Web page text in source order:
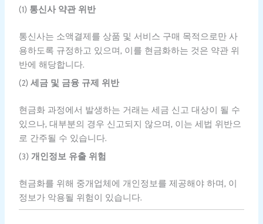
(1) 통신사 약관 위반
통신사는 소액결제를 상품 및 서비스 구매 목적으로만 사
용하도록 규정하고 있으며, 이를 현금화하는 것은 약관 위
반에 해당합니다.
(2) 세금 및 금융 규제 위반
현금화 과정에서 발생하는 거래는 세금 신고 대상이 될 수
있으나, 대부분의 경우 신고되지 않으며, 이는 세법 위반으
로 간주될 수 있습니다.
(3) 개인정보 유출 위험
현금화를 위해 중개업체에 개인정보를 제공해야 하며, 이
정보가 악용될 위험이 있습니다.